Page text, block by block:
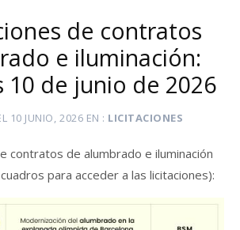
de contratos
e iluminación:
10 de junio de 2026
10 JUNIO, 2026 EN LICITACIONES
contratos de alumbrado e iluminación
para acceder a las licitaciones):